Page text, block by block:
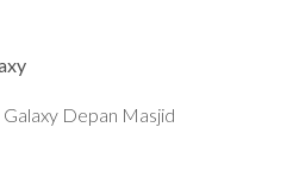
Galaxy Depan Masjid